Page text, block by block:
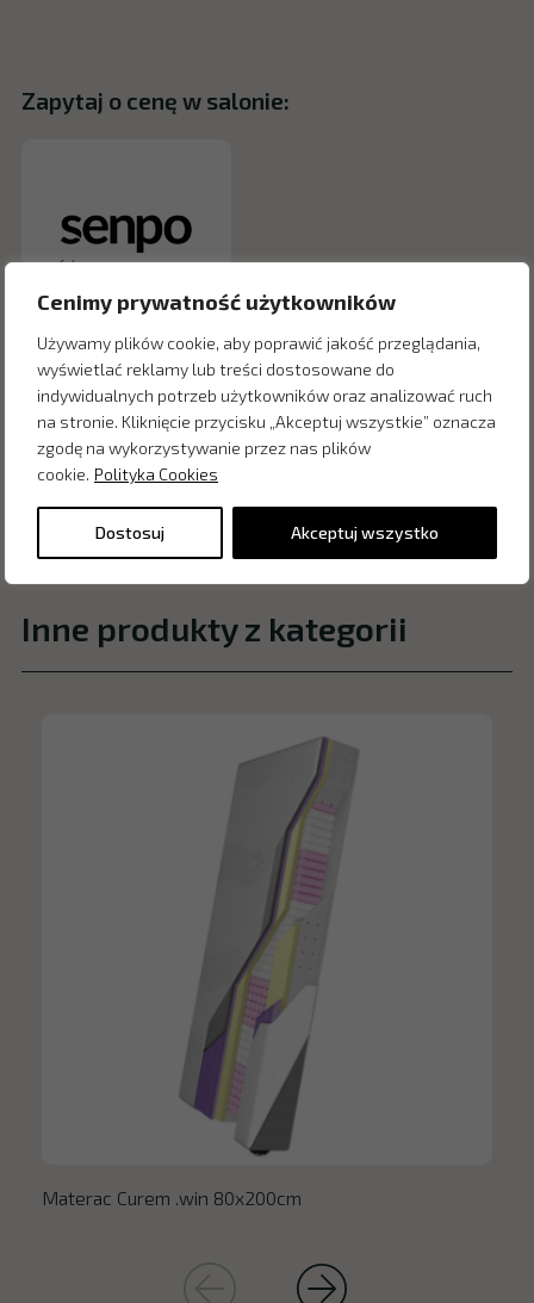
Cenimy prywatność użytkowników
Używamy plików cookie, aby poprawić jakość przeglądania,
wyświetlać reklamy lub treści dostosowane do
indywidualnych potrzeb użytkowników oraz analizować ruch
na stronie. Kliknięcie przycisku „Akceptuj wszystkie” oznacza
zgodę na wykorzystywanie przez nas plików
cookie. Polityka Cookies
Dostosuj Akceptuj wszystko
Zapytaj o cenę w salonie:
Inne produkty z kategorii
Materac Curem .win 80x200cm